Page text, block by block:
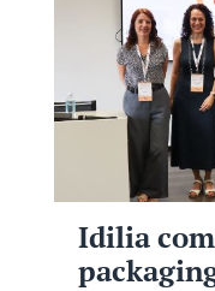
Idilia